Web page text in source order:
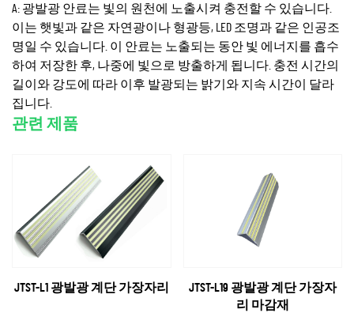
A: 광발광 안료는 빛의 원천에 노출시켜 충전할 수 있습니다.
이는 햇빛과 같은 자연광이나 형광등, LED 조명과 같은 인공조
명일 수 있습니다. 이 안료는 노출되는 동안 빛 에너지를 흡수
하여 저장한 후, 나중에 빛으로 방출하게 됩니다. 충전 시간의
길이와 강도에 따라 이후 발광되는 밝기와 지속 시간이 달라
집니다.
관련 제품
JTST-L1 광발광 계단 가장자리
JTST-L19 광발광 계단 가장자
리 마감재